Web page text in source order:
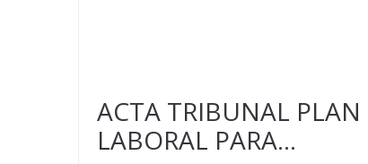
ACTA TRIBUNAL
LABORAL PARA...